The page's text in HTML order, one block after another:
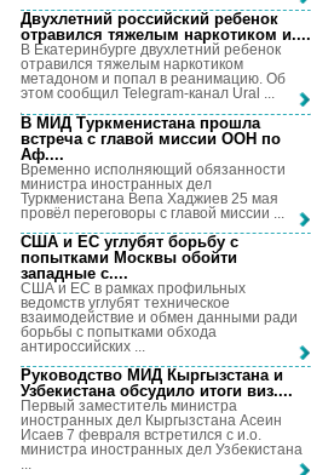
Двухлетний российский ребенок
отравился тяжелым наркотиком и....
В Екатеринбурге двухлетний ребенок
отравился тяжелым наркотиком
метадоном и попал в реанимацию. Об
этом сообщил Telegram-канал Ural ...
В МИД Туркменистана прошла
встреча с главой миссии ООН по
Аф....
Временно исполняющий обязанности
министра иностранных дел
Туркменистана Вепа Хаджиев 25 мая
провёл переговоры с главой миссии ...
США и ЕС углубят борьбу с
попытками Москвы обойти
западные с....
США и ЕС в рамках профильных
ведомств углубят техническое
взаимодействие и обмен данными ради
борьбы с попытками обхода
антироссийских ...
Руководство МИД Кыргызстана и
Узбекистана обсудило итоги виз....
Первый заместитель министра
иностранных дел Кыргызстана Асеин
Исаев 7 февраля встретился с и.о.
министра иностранных дел Узбекистана
...